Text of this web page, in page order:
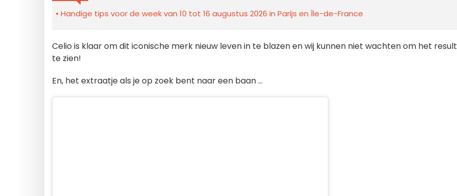
Handige tips voor de week van 10 tot 16 augustus 2026 in Parijs en Île-de-France
Celio is klaar om dit iconische merk nieuw leven in te blazen en wij kunnen niet wachten om het
te zien!
En, het extraatje als je op zoek bent naar een baan ...